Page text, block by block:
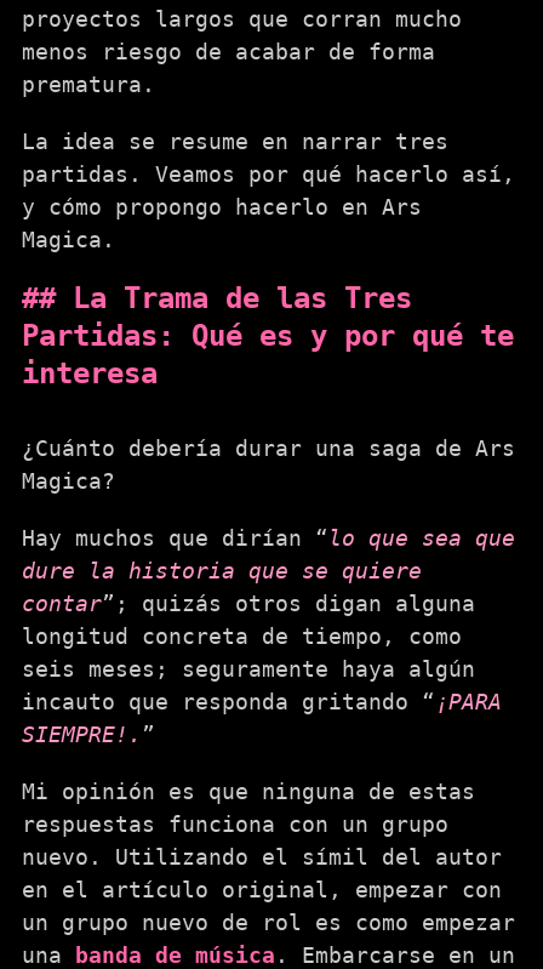
proyectos largos que corran mucho
menos riesgo de acabar de forma
prematura.
La idea se resume en narrar tres
partidas. Veamos por qué hacerlo así,
y cómo propongo hacerlo en Ars
Magica.
La Trama de las Tres
Partidas: Qué es y por qué te
interesa
¿Cuánto debería durar una saga de Ars
Magica?
Hay muchos que dirían “lo que sea que
dure la historia que se quiere
contar”; quizás otros digan alguna
longitud concreta de tiempo, como
seis meses; seguramente haya algún
incauto que responda gritando “ ¡PARA
SIEMPRE!. ”
Mi opinión es que ninguna de estas
respuestas funciona con un grupo
nuevo. Utilizando el símil del autor
en el artículo original, empezar con
un grupo nuevo de rol es como empezar
una banda de música . Embarcarse en un